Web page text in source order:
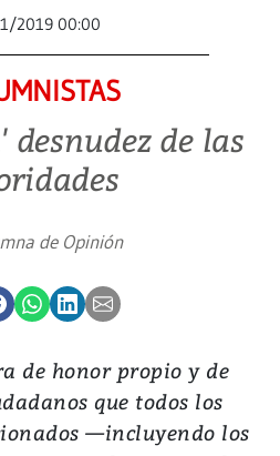
2019 00:00
de las
de Opinión
de honor propio y de
que todos los
—incluyendo los